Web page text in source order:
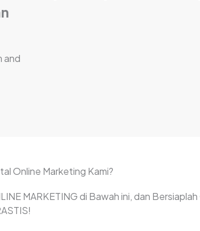
and
Online Marketing Kami?
MARKETING di Bawah ini, dan